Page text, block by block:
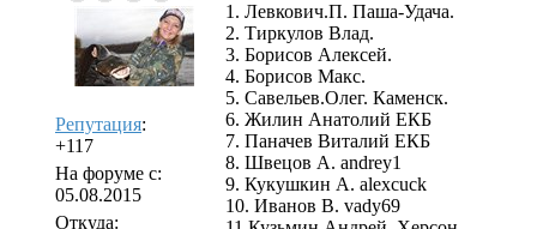
Репутация:
+117
На форуме с:
05.08.2015
Откуда:
1. Левкович.П. Паша-Удача.
2. Тиркулов Влад.
3. Борисов Алексей.
4. Борисов Макс.
5. Савельев.Олег. Каменск.
6. Жилин Анатолий ЕКБ
7. Паначев Виталий ЕКБ
8. Швецов А. andrey1
9. Кукушкин А. alexcuck
10. Иванов В. vady69